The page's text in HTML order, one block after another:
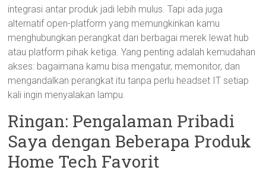
integrasi antar produk jadi lebih mulus. Tapi ada juga
alternatif open-platform yang memungkinkan kamu
menghubungkan perangkat dari berbagai merek lewat hub
atau platform pihak ketiga. Yang penting adalah kemudahan
akses: bagaimana kamu bisa mengatur, memonitor, dan
mengandalkan perangkat itu tanpa perlu headset IT setiap
kali ingin menyalakan lampu.
Ringan: Pengalaman Pribadi
Saya dengan Beberapa Produk
Home Tech Favorit